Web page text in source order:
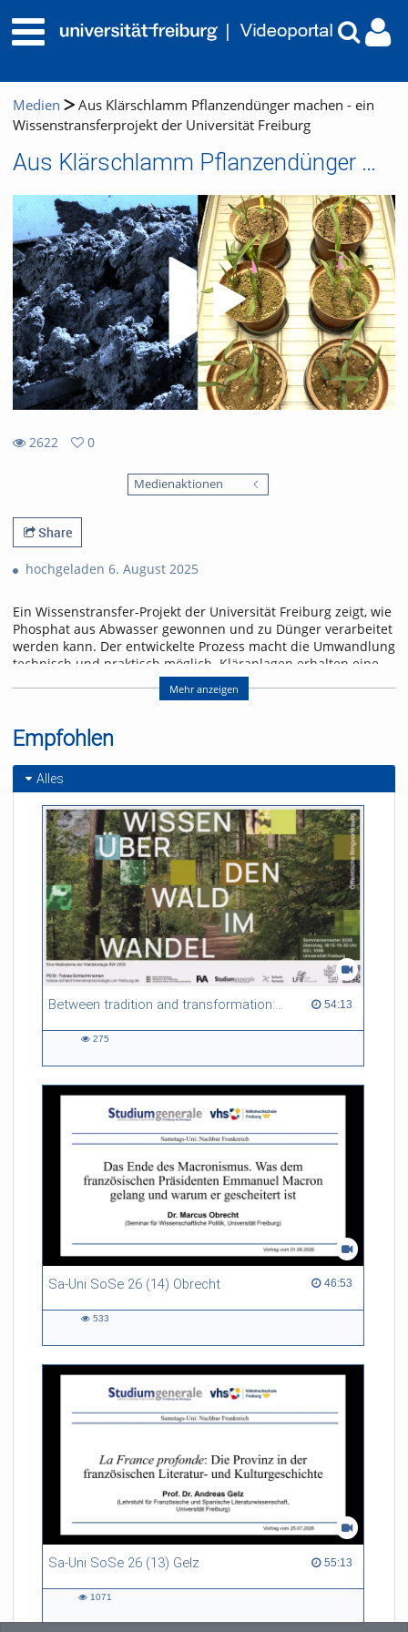
Medien
Aus Klärschlamm Pflanzendünger machen - ein
Wissenstransferprojekt der Universität Freiburg
Aus Klärschlamm Pflanzendünger machen - ein Wissenstransferprojekt der Universität Freiburg
2622
0
Medienaktionen
Share
hochgeladen 6. August 2025
Ein Wissenstransfer-Projekt der Universität Freiburg zeigt, wie
Phosphat aus Abwasser gewonnen und zu Dünger verarbeitet
werden kann. Der entwickelte Prozess macht die Umwandlung
technisch und praktisch möglich. Kläranlagen erhalten eine
Lösung, um der gesetzlichen Rückgewinnungspflicht ab 2029
frühzeitig nachzukommen.
Referent/in:
Prof. Dr. Philipp Kurz
Dr. Peter Hajek
Michael Hacker
Mehr anzeigen
Empfohlen
Alles
Between tradition and transformation: how owners, advisers and institutions co-create knowledge for resilient forests in Europe 54:13
54:13 duration
275
Sa-Uni SoSe 26 (14) Obrecht 46:53
46:53 duration
533
Sa-Uni SoSe 26 (13) Gelz 55:13
55:13 duration
1071